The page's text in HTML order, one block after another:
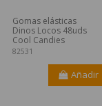
Gomas elásticas
Dinos Locos 48uds
Cool Candies
82531
Añadir